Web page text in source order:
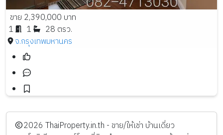
ขาย 2,390,000 บาท
1
1
28 ตรว.
จ.กรุงเทพมหานคร
️2026 ThaiProperty.in.th - ขาย/ให้เช่า บ้านเดี่ยว